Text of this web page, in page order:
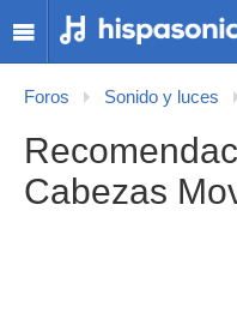
Foros Sonido y luces
Cabezas